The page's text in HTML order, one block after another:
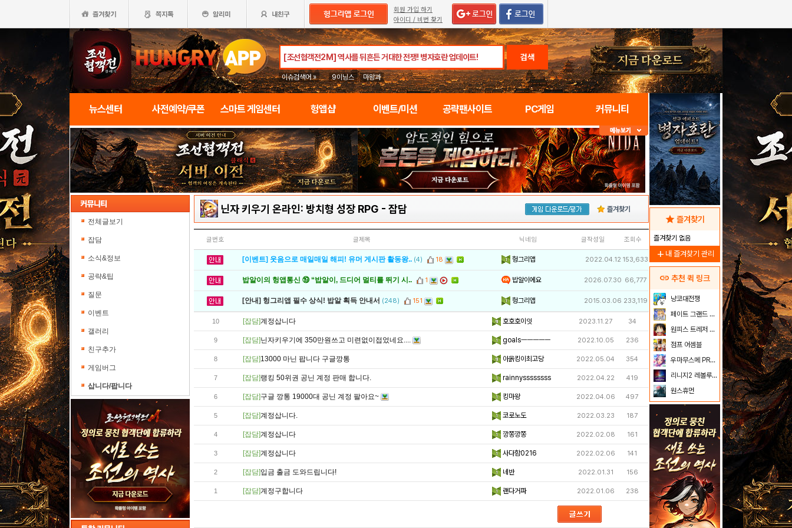
회원 가입 하기
아이디 / 비번 찾기
검색
이슈검색어 » 9이닝스 마왕과
뉴스센터 사전예약/쿠폰 스마트 게임센터 헝앱샵 이벤트/미션 공략팬사이트 PC게임 커뮤니티
전체글보기
잡담
소식&정보
공략&팁
질문
이벤트
갤러리
친구추가
게임버그
삽니다/팝니다
닌자 키우기 온라인: 방치형 성장 RPG - 잡담 즐겨찾기
글번호 글제목 닉네임 글작성일 조회수
[이벤트] 웃음으로 매일매일 해피! 유머 게시판 활동왕.. (4) 18 헝그리앱 2022.04.12 153,633
밥알이의 헝앱통신 ⑲ “밥알이, 드디어 멀티를 뛰기 시.. 1 밥알이에요 2026.07.30 66,777
[안내] 헝그리앱 필수 상식! 밥알 획득 안내서 (248) 151 헝그리앱 2015.03.06 233,119
10 [잡담]계정삽니다 호호호이잇 2023.11.27 34
9 [잡담]닌자키우기에 350만원쓰고 미련없이접었네요.... goalsㅡㅡㅡㅡㅡ 2022.10.05 236
8 [잡담]13000 마닌 팝니다 구글깡통 아옭킹이최고당 2022.05.04 354
7 [잡담]랭킹 50위권 공닌 계정 판매 합니다. rainnyssssssss 2022.04.22 419
6 [잡담]구글 깡통 19000대 공닌 계정 팔아요~ 킹마왕 2022.04.06 497
5 [잡담]계정삽니다. 코로노도 2022.03.23 187
4 [잡담]계정삽니다 깡쫑깡쫑 2022.02.08 161
3 [잡담]계정삽니다 사다함0216 2022.02.06 141
2 [잡담]입금 출금 도와드립니다! 네반 2022.01.31 156
1 [잡담]계정구합니다 랜다거파 2022.01.06 238
star 즐겨찾기
즐겨찾기 없음
add 내 즐겨찾기 관리
link 추천 퀵 링크
냥코대전쟁
페이트 그랜드 오더
원피스 트레저 크루즈
점프 어셈블
우마무스메 PRETTY DERBY
리니지2 레볼루션
원스휴먼